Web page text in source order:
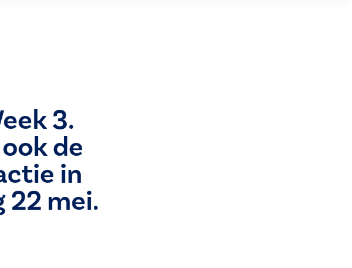
3.
de
in
22 mei.